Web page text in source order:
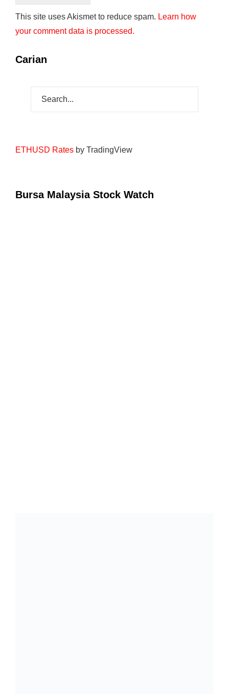
This site uses Akismet to reduce spam. Learn how
your comment data is processed.
Carian
ETHUSD Rates by TradingView
Bursa Malaysia Stock Watch